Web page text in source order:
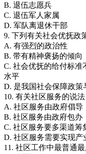
B. 退伍志愿兵
C. 退伍军人家属
D. 军队离退休干部
9. 下列有关社会优抚政
A. 有强烈的政治性
B. 带有精神褒扬的倾向
C. 社会优抚的给付标
水平
D. 是我国社会保障政
10. 有关社区服务的说
A. 社区服务由政府倡导
B. 社区服务由政府包办
C. 社区服务要多渠道筹
D. 社区服务需要实现产
11. 社区工作中最普通